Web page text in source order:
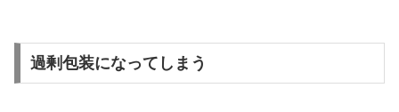
過剰包装になってしまう